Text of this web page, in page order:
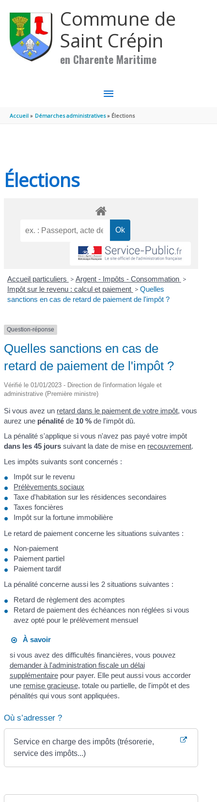
Commune de
Saint Crépin
en Charente Maritime
MENU
PRINCIPAL
Accueil Démarches administratives Élections
Élections
Accueil particuliers > Argent - Impôts - Consommation >
Impôt sur le revenu : calcul et paiement > Quelles
sanctions en cas de retard de paiement de l'impôt ?
Question-réponse
Quelles sanctions en cas de
retard de paiement de l'impôt ?
Vérifié le 01/01/2023 - Direction de l'information légale et
administrative (Première ministre)
Si vous avez un retard dans le paiement de votre impôt, vous
aurez une pénalité de 10 % de l'impôt dû.
La pénalité s'applique si vous n'avez pas payé votre impôt
dans les 45 jours suivant la date de mise en recouvrement.
Les impôts suivants sont concernés :
Impôt sur le revenu
Prélèvements sociaux
Taxe d'habitation sur les résidences secondaires
Taxes foncières
Impôt sur la fortune immobilière
Le retard de paiement concerne les situations suivantes :
Non-paiement
Paiement partiel
Paiement tardif
La pénalité concerne aussi les 2 situations suivantes :
Retard de règlement des acomptes
Retard de paiement des échéances non réglées si vous
avez opté pour le prélèvement mensuel
À savoir
si vous avez des difficultés financières, vous pouvez
demander à l'administration fiscale un délai
supplémentairepour payer. Elle peut aussi vous accorder
une remise gracieuse, totale ou partielle, de l'impôt et des
pénalités qui vous sont appliquées.
Où s’adresser ?
Service en charge des impôts (trésorerie,
service des impôts...)